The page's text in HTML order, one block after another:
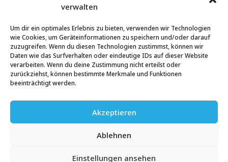
verwalten
Um dir ein optimales Erlebnis zu bieten, verwenden wir Technologien
wie Cookies, um Geräteinformationen zu speichern und/oder darauf
zuzugreifen. Wenn du diesen Technologien zustimmst, können wir
Daten wie das Surfverhalten oder eindeutige IDs auf dieser Website
verarbeiten. Wenn du deine Zustimmung nicht erteilst oder
zurückziehst, können bestimmte Merkmale und Funktionen
beeinträchtigt werden.
Akzeptieren
Ablehnen
Einstellungen ansehen